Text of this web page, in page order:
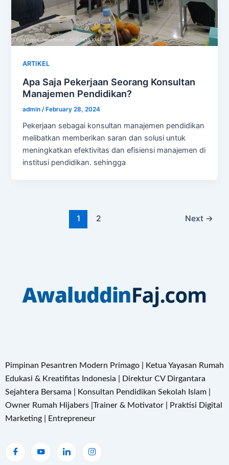
ARTIKEL
Apa Saja Pekerjaan Seorang Konsultan
Manajemen Pendidikan?
admin /February 28, 2024
Pekerjaan sebagai konsultan manajemen pendidikan
melibatkan memberikan saran dan solusi untuk
meningkatkan efektivitas dan efisiensi manajemen di
institusi pendidikan. sehingga
1 2 Next →
Pimpinan Pesantren Modern Primago | Ketua Yayasan Rumah
Edukasi & Kreatifitas Indonesia | Direktur CV Dirgantara
Sejahtera Bersama | Konsultan Pendidikan Sekolah Islam |
Owner Rumah Hijabers |Trainer & Motivator | Praktisi Digital
Marketing | Entrepreneur